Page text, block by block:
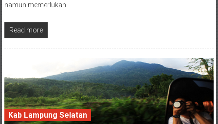
namun memerlukan
Read more
Kab Lampung Selatan